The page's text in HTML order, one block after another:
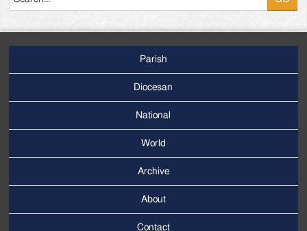
Menu
Parish
Diocesan
National
World
Menu
Archive
About
Contact